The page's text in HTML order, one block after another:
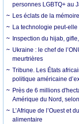
personnes LGBTQ+ au
Les éclats de la
La technologie peut-
Inspection du hijab,
Ukraine : le chef de
meurtrières
Tribune. Les États
politique américaine
Près de 6 millions
Amérique du Nord,
L’Afrique de l’Ouest et
alimentaire